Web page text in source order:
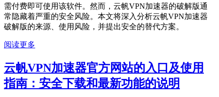
需付费即可使用该软件。然而，云帆VPN加速器的破解版通
常隐藏着严重的安全风险。本文将深入分析云帆VPN加速器
破解版的来源、使用风险，并提出安全的替代方案。
阅读更多
云帆VPN加速器官方网站的入口及使用
指南：安全下载和最新功能的说明